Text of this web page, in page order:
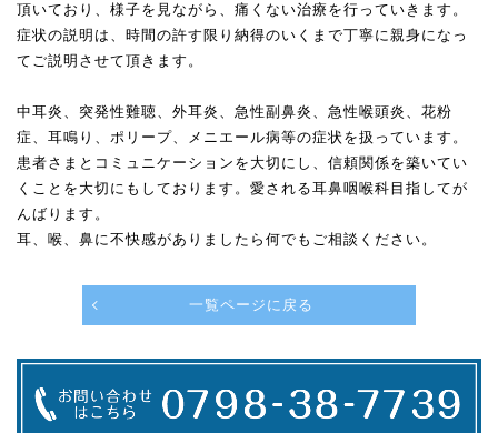
頂いており、様子を見ながら、痛くない治療を行っていきます。
症状の説明は、時間の許す限り納得のいくまで丁寧に親身になっ
てご説明させて頂きます。
中耳炎、突発性難聴、外耳炎、急性副鼻炎、急性喉頭炎、花粉
症、耳鳴り、ポリープ、メニエール病等の症状を扱っています。
患者さまとコミュニケーションを大切にし、信頼関係を築いてい
くことを大切にもしております。愛される耳鼻咽喉科目指してが
んばります。
耳、喉、鼻に不快感がありましたら何でもご相談ください。
一覧ページに戻る